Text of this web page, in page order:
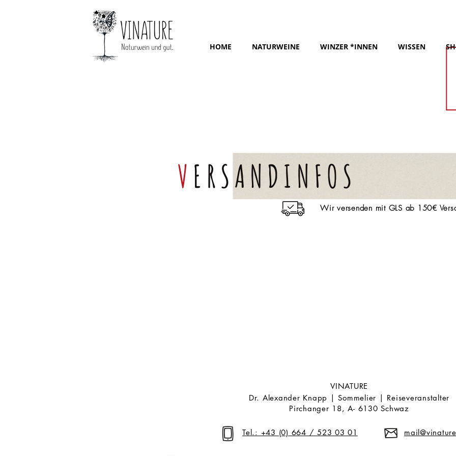
HOME NATURWEINE WINZER *INNEN WISSEN
VERSANDINFOS
Wir versenden mit GLS ab 150€
VINATURE
Dr. Alexander Knapp | Sommelier | Reiseveranstalter
Pirchanger 18, A- 6130 Schwaz
Tel.: +43 (0) 664 / 523 03 01